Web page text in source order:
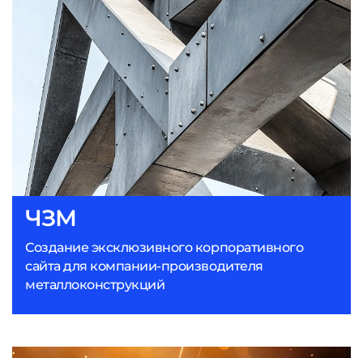
ЧЗМ
Создание эксклюзивного корпоративного
сайта для компании-производителя
металлоконструкций